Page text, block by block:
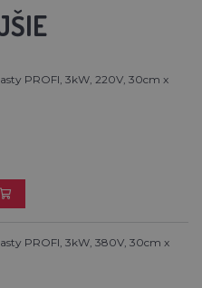
PROFI, 3kW, 220V, 30cm x
PROFI, 3kW, 380V, 30cm x